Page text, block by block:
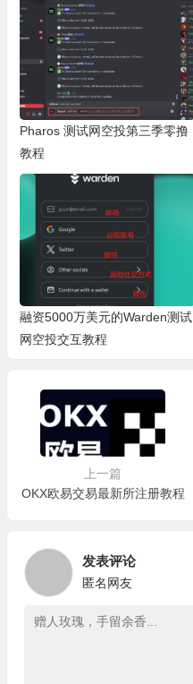
Pharos 测试网空投第三季零撸
教程
融资5000万美元的Warden测试
网空投交互教程
上一篇
OKX欧易交易最新所注册教程
发表评论
匿名网友